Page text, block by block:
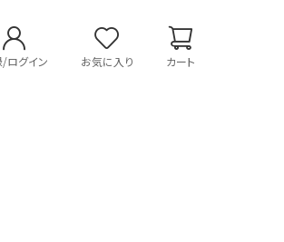
ログイン お気に入り カート